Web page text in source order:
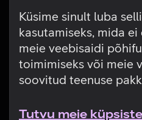
Küsime sinult luba
kasutamiseks, mida
meie veebisaidi
toimimiseks või meie
soovitud teenuse
Tutvu meie